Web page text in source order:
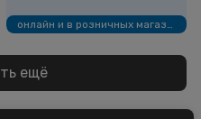
онлайн и в розничных магазинах
ещё